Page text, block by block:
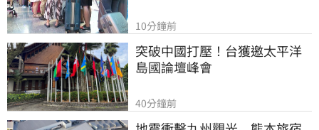
10分鐘前
突破中國打壓！台獲邀太平洋
島國論壇峰會
40分鐘前